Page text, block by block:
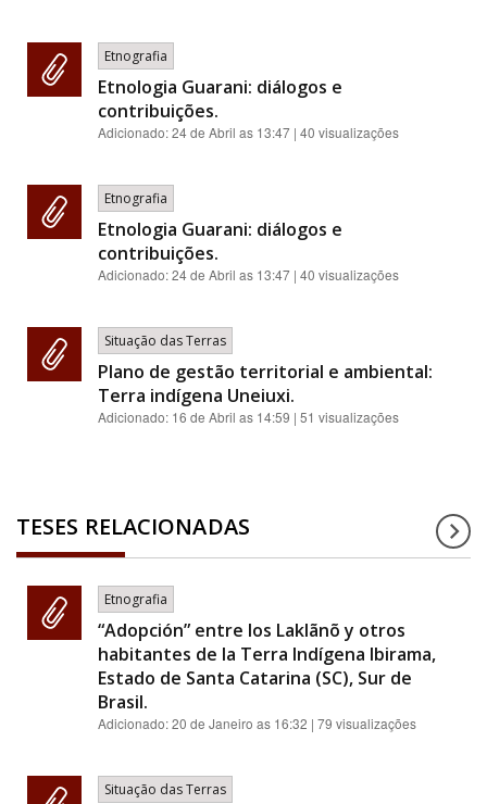
Etnografia
Etnologia Guarani: diálogos e
contribuições.
Adicionado:24 de Abril as 13:47 | 40 visualizações
Etnografia
Etnologia Guarani: diálogos e
contribuições.
Adicionado:24 de Abril as 13:47 | 40 visualizações
Situação das Terras
Plano de gestão territorial e ambiental:
Terra indígena Uneiuxi.
Adicionado: 16 de Abril as 14:59 | 51 visualizações
TESES RELACIONADAS
Etnografia
“Adopción” entre los Laklãnõ y otros
habitantes de la Terra Indígena Ibirama,
Estado de Santa Catarina (SC), Sur de
Brasil.
Adicionado:20 de Janeiro as 16:32 | 79 visualizações
Situação das Terras